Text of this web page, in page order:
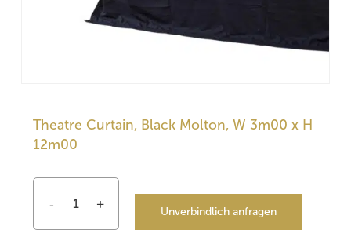
Theatre Curtain, Black Molton, W 3m00 x H
12m00
Unverbindlich anfragen